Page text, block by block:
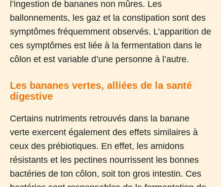
l’ingestion de bananes non mûres. Les
ballonnements, les gaz et la constipation sont des
symptômes fréquemment observés. L’apparition de
ces symptômes est liée à la fermentation dans le
côlon et est variable d’une personne à l’autre.
Les bananes vertes, alliées de la santé
digestive
Certains nutriments retrouvés dans la banane
verte exercent également des effets similaires à
ceux des prébiotiques. En effet, les amidons
résistants et les pectines nourrissent les bonnes
bactéries de ton côlon, soit ton gros intestin. Ces